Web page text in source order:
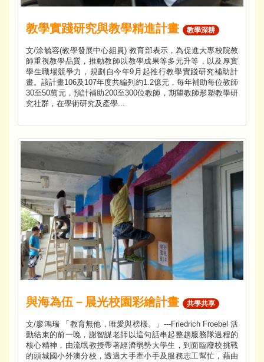
教學實踐研究與教學精進計畫 教學深耕
文/涂毓容(教學發展中心組員) 教育部表示，為促進大專校院教
師重視教學品質，推動教師以教學成果等多元升等，以及厚實
學生職場競爭力，規劃自今年9月起推行教學實踐研究補助計
畫。該計畫106及107年度共編列約1.2億元，每年補助每位教師
30至50萬元，預計補助200至300位教師，期望教師形塑教學研
究社群，在學術研究及產學...
與海為伍－晨光校園彩繪計畫 共學共享
文/廖鴻瑞 「教育無他，唯愛與榜樣。」---Friedrich Froebel 活
動結束的前一晚，謝智謀老師以這句話串起整趟服務隊過程的
核心精神，由流氓教授帶著經濟弱勢大學生，到面臨廢校挑戰
的頭城國小外澳分校，透過大手牽小手及服務志工幫忙，藉由